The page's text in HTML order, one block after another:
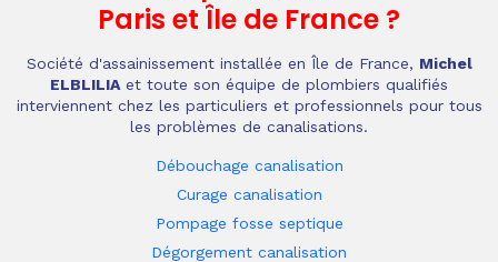
Paris et Île de France ?
Société d'assainissement installée en Île de France, Michel
ELBLILIA et toute son équipe de plombiers qualifiés
interviennent chez les particuliers et professionnels pour tous
les problèmes de canalisations.
Débouchage canalisation
Curage canalisation
Pompage fosse septique
Dégorgement canalisation